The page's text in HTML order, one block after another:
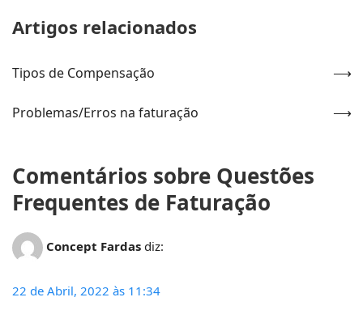
Artigos relacionados
Tipos de Compensação
Problemas/Erros na faturação
Comentários sobre Questões
Frequentes de Faturação
Concept Fardas diz:
22 de Abril, 2022 às 11:34